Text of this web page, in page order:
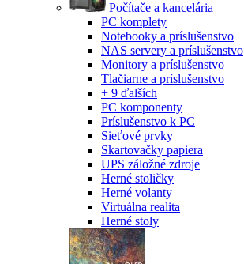
Počítače a kancelária
PC komplety
Notebooky a príslušenstvo
NAS servery a príslušenstvo
Monitory a príslušenstvo
Tlačiarne a príslušenstvo
+ 9 ďalších
PC komponenty
Príslušenstvo k PC
Sieťové prvky
Skartovačky papiera
UPS záložné zdroje
Herné stoličky
Herné volanty
Virtuálna realita
Herné stoly